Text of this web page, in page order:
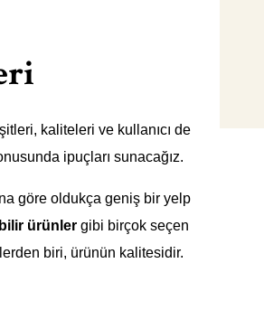
kaliteleri ve kullanıcı de
ipuçları sunacağız.
göre oldukça geniş bir yelp
ürünler gibi birçok seçen
biri, ürünün kalitesidir.